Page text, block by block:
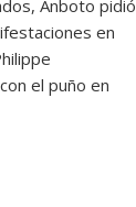
Anboto pidió
en
el puño en